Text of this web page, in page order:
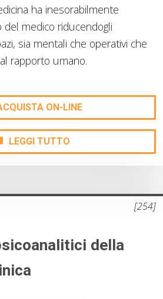
ha inesorabilmente
del medico riducendogli
sia mentali che operativi che
rapporto umano.
ON-LINE
LEGGI TUTTO
della
[254]